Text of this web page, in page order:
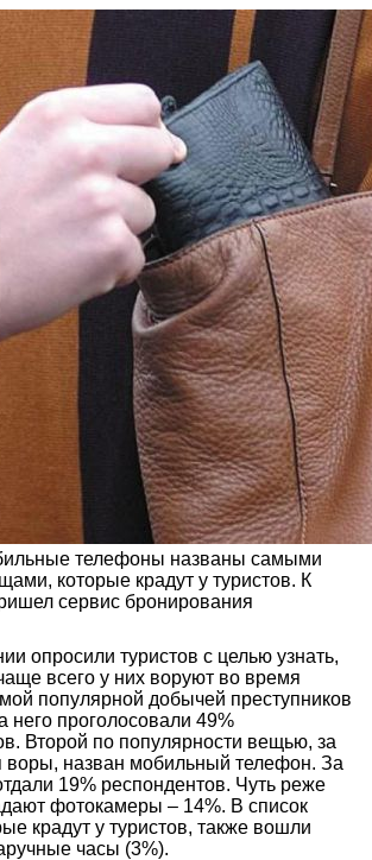
телефоны названы самыми
которые крадут у туристов. К
сервис бронирования
опросили туристов с целью узнать,
всего у них воруют во время
популярной добычей преступников
него проголосовали 49%
Второй по популярности вещью, за
воры, назван мобильный телефон. За
19% респондентов. Чуть реже
фотокамеры – 14%. В список
крадут у туристов, также вошли
часы (3%).